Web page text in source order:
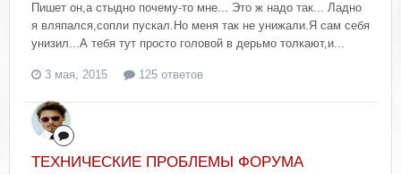
Пишет он,а стыдно почему-то мне... Это ж надо так... Ладно
я вляпался,сопли пускал.Но меня так не унижали.Я сам себя
унизил...А тебя тут просто головой в дерьмо толкают,и...
3 мая, 2015 125 ответов
ТЕХНИЧЕСКИЕ ПРОБЛЕМЫ ФОРУМА